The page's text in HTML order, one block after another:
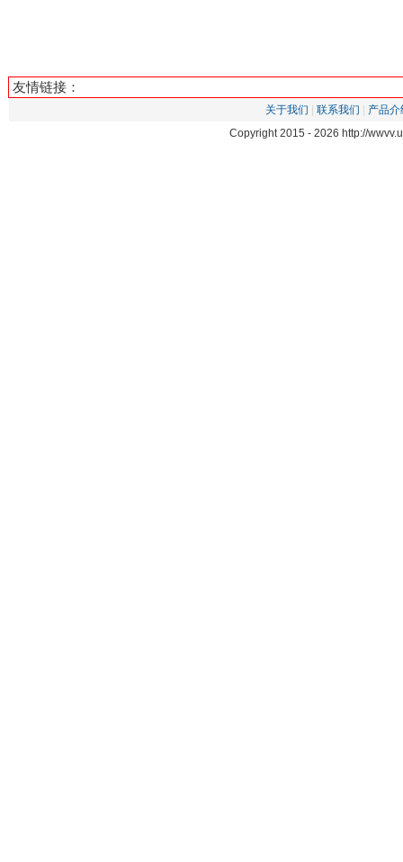
友情链接：
关于我们 联系我们
产品介
Copyright 2015 - 2026 http://